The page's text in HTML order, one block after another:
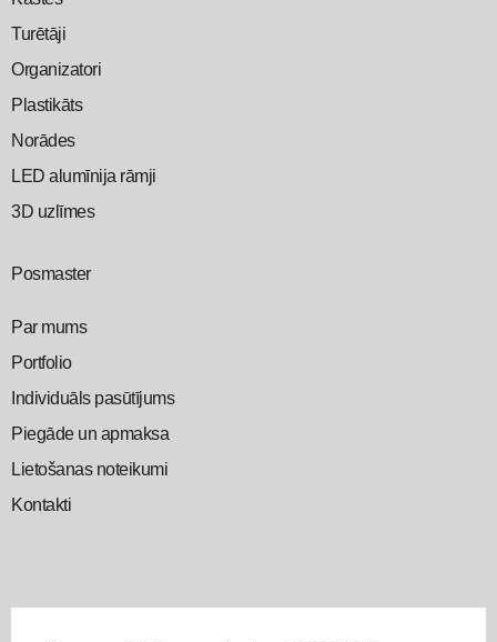
Turētāji
Organizatori
Plastikāts
Norādes
LED alumīnija rāmji
3D uzlīmes
Posmaster
Par mums
Portfolio
Individuāls pasūtījums
Piegāde un apmaksa
Lietošanas noteikumi
Kontakti